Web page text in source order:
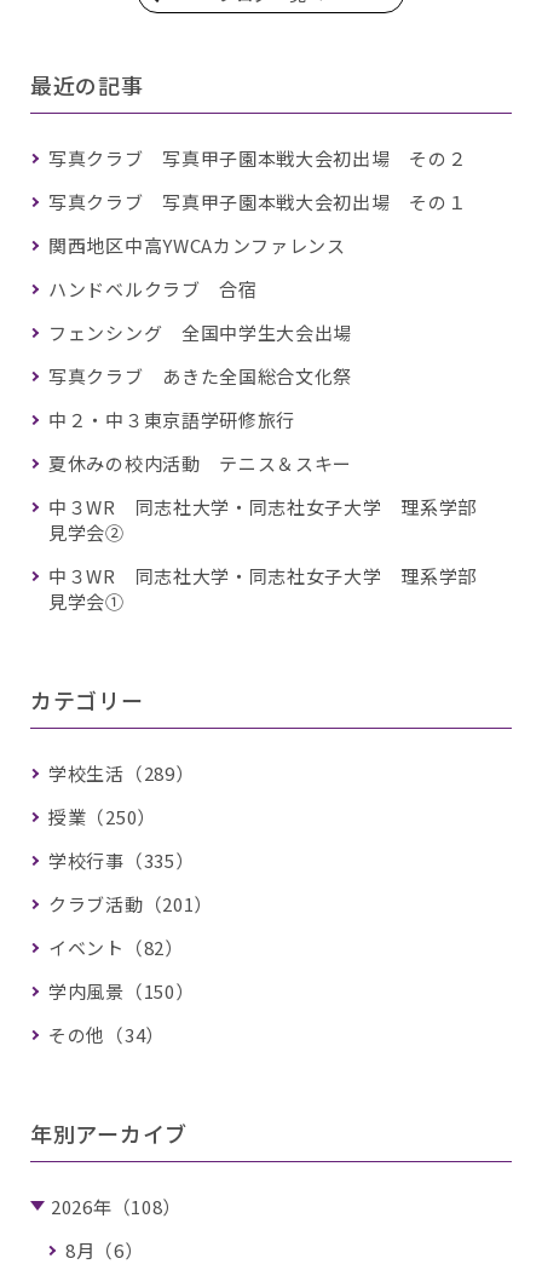
最近の記事
写真クラブ 写真甲子園本戦大会初出場 その２
写真クラブ 写真甲子園本戦大会初出場 その１
関西地区中高YWCAカンファレンス
ハンドベルクラブ 合宿
フェンシング 全国中学生大会出場
写真クラブ あきた全国総合文化祭
中２・中３東京語学研修旅行
夏休みの校内活動 テニス＆スキー
中３WR 同志社大学・同志社女子大学 理系学部
見学会②
中３WR 同志社大学・同志社女子大学 理系学部
見学会①
カテゴリー
学校生活（289）
授業（250）
学校行事（335）
クラブ活動（201）
イベント（82）
学内風景（150）
その他（34）
年別アーカイブ
2026年（108）
8月（6）